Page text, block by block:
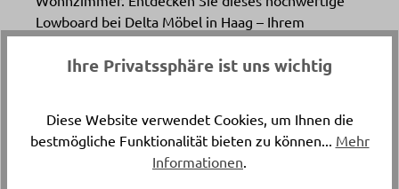
Lowboard bei Delta Möbel in Haag – Ihrem
Boutique-Artikel.
Katalogpreis
16’998.-
Ihre Privatssphäre ist uns wichtig
Diese Website verwendet Cookies, um Ihnen die
bestmögliche Funktionalität bieten zu können... Mehr
Informationen.